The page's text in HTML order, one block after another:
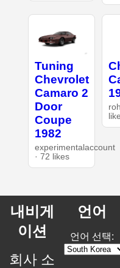
Tuning
Chevrolet
Camaro 2
Door
Coupe
1982
experimentalaccount
· 72 likes
내비게
이션
회사 소
언어
언어 선택: